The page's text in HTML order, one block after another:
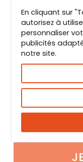
En cliquant sur
autorisez à
personnaliser
publicités
notre site.
Inscrivez
téléchargez
épices de Max
pour vous